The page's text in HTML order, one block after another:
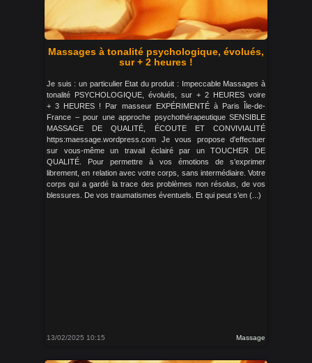
Massages à tonalité psychologique, évolués,
sur + 2 heures !
Je suis : un particulier Etat du produit : Impeccable Massages à
tonalité PSYCHOLOGIQUE, évolués, sur + 2 HEURES voire
+ 3 HEURES ! Par masseur EXPÉRIMENTÉ à Paris Île-de-
France – pour une approche psychothérapeutique SENSIBLE
MASSAGE DE QUALITÉ, ÉCOUTE ET CONVIVIALITÉ
https:maessage.wordpress.com Je vous propose d'effectuer
sur vous-même un travail éclairé par un TOUCHER DE
QUALITÉ. Pour permettre à vos émotions de s’exprimer
librement, en relation avec votre corps, sans intermédiaire. Votre
corps qui a gardé la trace des problèmes non résolus, de vos
blessures. De vos traumatismes éventuels. Et qui peut s’en (...)
13/02/2025 10:15 Massage